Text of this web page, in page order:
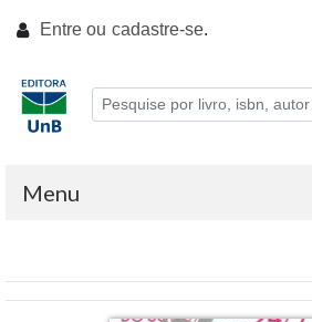
Entre ou cadastre-se.
Menu